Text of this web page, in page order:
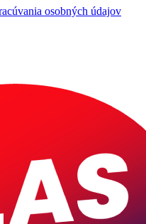
osobných údajov